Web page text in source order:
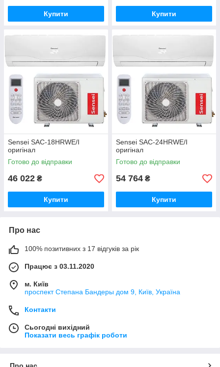
Купити Купити
Sensei SAC-18HRWE/I
оригінал
Готово до відправки
46 022 ₴
Купити
Sensei SAC-24HRWE/I
оригінал
Готово до відправки
54 764 ₴
Купити
Про нас
100% позитивних з 17 відгуків за рік
Працює з 03.11.2020
м. Київ
проспект Степана Бандеры дом 9, Київ, Україна
Контакти
Сьогодні вихідний
Показати весь графік роботи